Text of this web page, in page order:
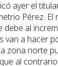
ayer el
Pérez.
al
van a hacer
zona norte
al